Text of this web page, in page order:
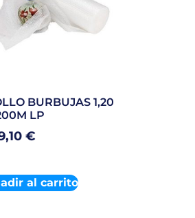
BURBUJAS 1,20
LP
€
al carrito